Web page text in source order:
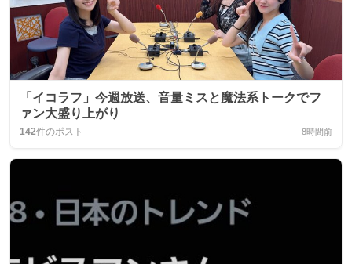
「イコラフ」今週放送、音量ミスと魔法系トークでフ
ァン大盛り上がり
142件のポスト 8時間前